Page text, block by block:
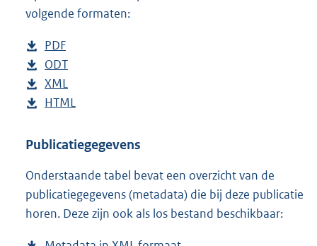
volgende formaten:
D
o
w
n
o
d
p
u
PDF
e
s
t
n
s
g
r
D
o
w
l
a
d
p
ODT
s
a
d
s
g
D
o
n
o
a
d
XML
e
t
n
d
s
D
w
l
o
a
HTML
s
a
n
d
Publicatiegegevens
Onderstaande tabel bevat een overzicht van de
publicatiegegevens (metadata) die bij deze publicatie
horen. Deze zijn ook als los bestand beschikbaar: